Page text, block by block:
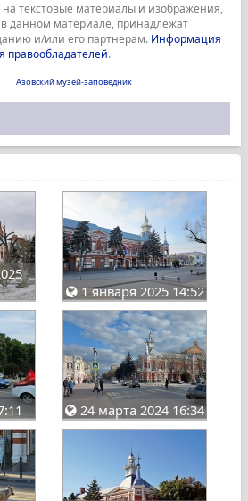
текстовые материалы и изображения,
данном материале, принадлежат
и/или его партнерам. Информация
правообладателей.
Азовский музей-заповедник
1 января 2025 14:52
24 марта 2024 16:34